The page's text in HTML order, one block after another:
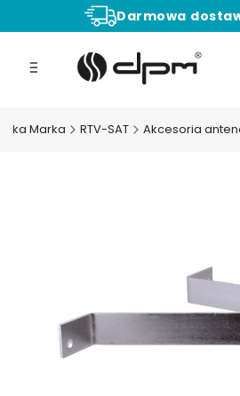
Darmowa
Aż
na
Marka RTV-SAT Akcesoria